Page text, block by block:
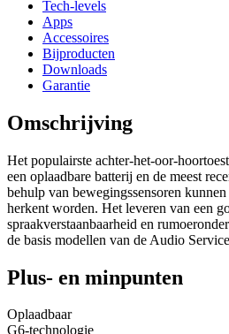
Tech-levels
Apps
Accessoires
Bijproducten
Downloads
Garantie
Omschrijving
Het populairste achter-het-oor-
een oplaadbare batterij en de meest
behulp van bewegingssensoren
herkent worden. Het leveren van een
spraakverstaanbaarheid en
de basis modellen van de Audio
Plus- en minpunten
Oplaadbaar
G6-technologie